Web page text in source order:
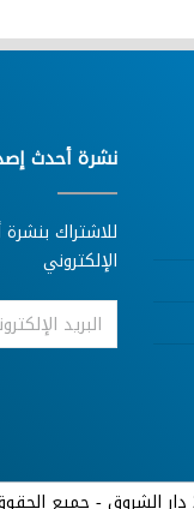
نشرة أحدث
للاشتراك
الإلكتروني